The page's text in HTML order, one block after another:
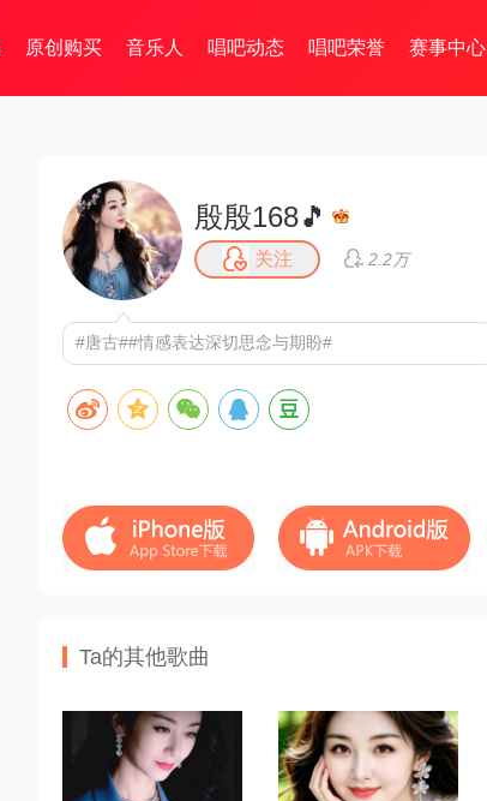
原创购买 音乐人 唱吧动态 唱吧荣誉 赛事中心
殷殷168🎵
关注 2.2万
#唐古##情感表达深切思念与期盼#
Ta的其他歌曲